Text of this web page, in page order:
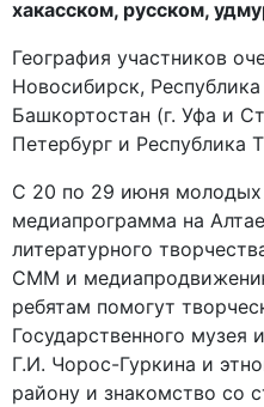
хакасском, русском,
География участников
Новосибирск,
Башкортостан (г. Уфа и
Петербург и Республика
С 20 по 29 июня молодых
медиапрограмма на
литературного
СММ и
ребятам помогут
Государственного музея
Г.И. Чорос-Гуркина и
району и знакомство со